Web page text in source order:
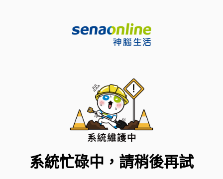
系統忙碌中，請稍後再試